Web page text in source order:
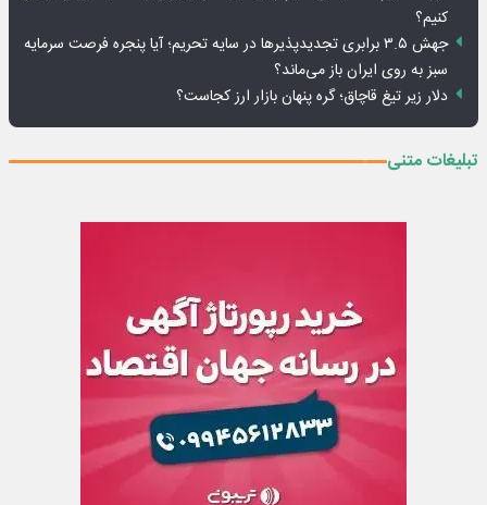
کنیم؟
جهش ۳.۵ برابری تجدیدپذیرها در سایه تحریم؛ آیا پنجره فرصت سرمایه
سبز به روی ایران باز می‌ماند؟
دلار زیر تیغ قاچاق؛ گره پنهان بازار ارز کجاست؟
تبلیغات متنی